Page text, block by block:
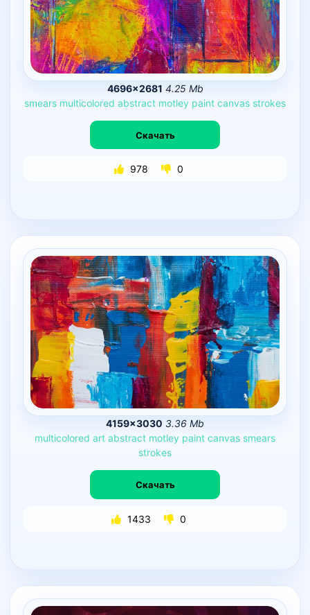
4696×2681 4.25 Mb
smears multicolored abstract motley paint canvas strokes
Скачать
978 0
4159×3030 3.36 Mb
multicolored art abstract motley paint canvas smears
strokes
Скачать
1433 0